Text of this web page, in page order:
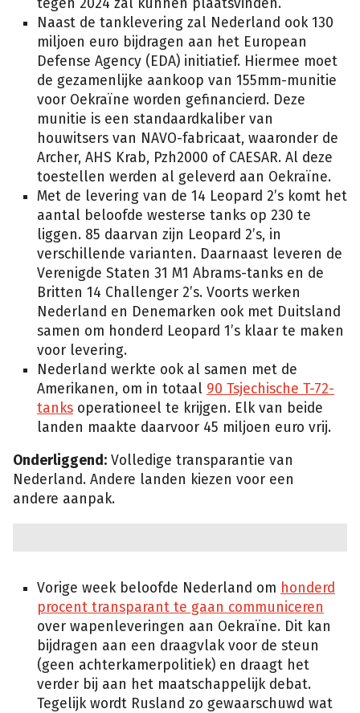
tegen 2024 zal kunnen plaatsvinden.
Naast de tanklevering zal Nederland ook 130
miljoen euro bijdragen aan het European
Defense Agency (EDA) initiatief. Hiermee moet
de gezamenlijke aankoop van 155mm-munitie
voor Oekraïne worden gefinancierd. Deze
munitie is een standaardkaliber van
houwitsers van NAVO-fabricaat, waaronder de
Archer, AHS Krab, Pzh2000 of CAESAR. Al deze
toestellen werden al geleverd aan Oekraïne.
Met de levering van de 14 Leopard 2’s komt het
aantal beloofde westerse tanks op 230 te
liggen. 85 daarvan zijn Leopard 2’s, in
verschillende varianten. Daarnaast leveren de
Verenigde Staten 31 M1 Abrams-tanks en de
Britten 14 Challenger 2’s. Voorts werken
Nederland en Denemarken ook met Duitsland
samen om honderd Leopard 1’s klaar te maken
voor levering.
Nederland werkte ook al samen met de
Amerikanen, om in totaal 90 Tsjechische T-72-
tanks operationeel te krijgen. Elk van beide
landen maakte daarvoor 45 miljoen euro vrij.
Onderliggend: Volledige transparantie van
Nederland. Andere landen kiezen voor een
andere aanpak.
Vorige week beloofde Nederland om honderd
procent transparant te gaan communiceren
over wapenleveringen aan Oekraïne. Dit kan
bijdragen aan een draagvlak voor de steun
(geen achterkamerpolitiek) en draagt het
verder bij aan het maatschappelijk debat.
Tegelijk wordt Rusland zo gewaarschuwd wat